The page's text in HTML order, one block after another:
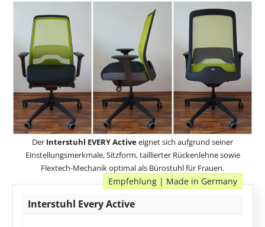
Der Interstuhl EVERY Activeeignet sich aufgrund seiner
Einstellungsmerkmale, Sitzform, taillierter Rückenlehne sowie
Flextech-Mechanik optimal als Bürostuhl für Frauen.
Interstuhl Every Active
Empfehlung | Made in Germany